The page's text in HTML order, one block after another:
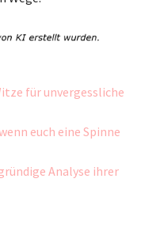
für unvergessliche
euch eine Spinne
Analyse ihrer